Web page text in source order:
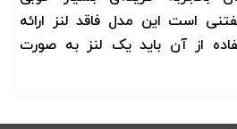
است این مدل فاقد لنز ارائه
از آن باید یک لنز به صورت